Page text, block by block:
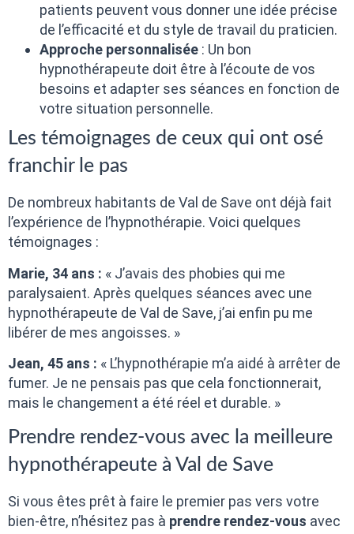
patients peuvent vous donner une idée précise
de l’efficacité et du style de travail du praticien.
Approche personnalisée : Un bon
hypnothérapeute doit être à l’écoute de vos
besoins et adapter ses séances en fonction de
votre situation personnelle.
Les témoignages de ceux qui ont osé
franchir le pas
De nombreux habitants de Val de Save ont déjà fait
l’expérience de l’hypnothérapie. Voici quelques
témoignages :
Marie, 34 ans : « J’avais des phobies qui me
paralysaient. Après quelques séances avec une
hypnothérapeute de Val de Save, j’ai enfin pu me
libérer de mes angoisses. »
Jean, 45 ans : « L’hypnothérapie m’a aidé à arrêter de
fumer. Je ne pensais pas que cela fonctionnerait,
mais le changement a été réel et durable. »
Prendre rendez-vous avec la meilleure
hypnothérapeute à Val de Save
Si vous êtes prêt à faire le premier pas vers votre
bien-être, n’hésitez pas à prendre rendez-vous avec